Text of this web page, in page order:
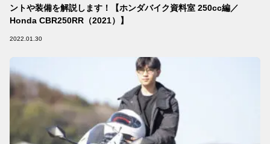
ントや装備を解説します！【ホンダバイク資料室 250cc編／
Honda CBR250RR（2021）】
2022.01.30